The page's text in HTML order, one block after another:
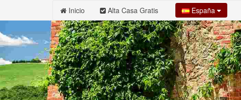
Inicio Alta Casa Gratis España